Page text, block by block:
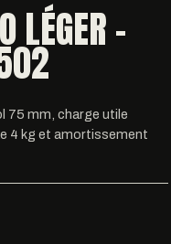
LÉGER -
75 mm, charge utile
4 kg et amortissement